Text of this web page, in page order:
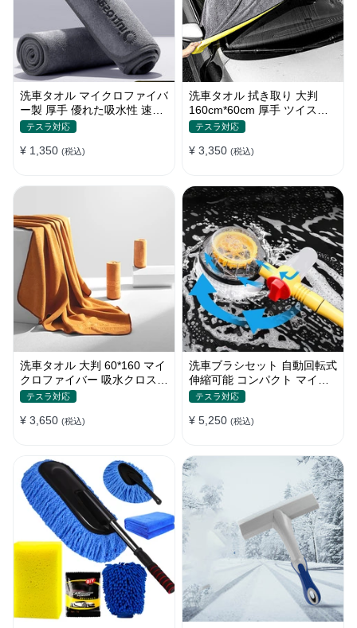
洗車タオル マイクロファイバ
ー製 厚手 優れた吸水性 速乾
拭き取り 柔らかい S~Lサイ
テスラ対応
¥ 1,350 (税込)
洗車タオル 拭き取り 大判
160cm*60cm 厚手 ツイスト
パイル 優れた吸水性 コーラ
テスラ対応
¥ 3,350 (税込)
洗車タオル 大判 60*160 マイ
クロファイバー 吸水クロス
両面タイプ 拭き取り 汚れ落
テスラ対応
¥ 3,650 (税込)
洗車ブラシセット 自動回転式
伸縮可能 コンパクト マイク
ロファイバー 高圧洗浄
テスラ対応
¥ 5,250 (税込)